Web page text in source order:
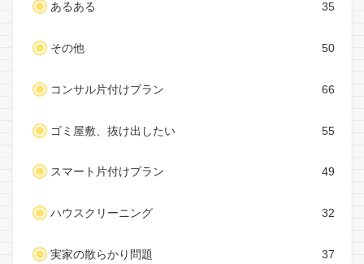
あるある 35
その他 50
コンサル片付けプラン 66
ゴミ屋敷、抜け出したい 55
スマート片付けプラン 49
ハウスクリーニング 32
実家の散らかり問題 37